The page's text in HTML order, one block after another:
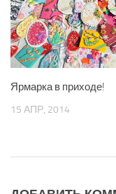
Ярмарка в приходе!
15 АПР, 2014